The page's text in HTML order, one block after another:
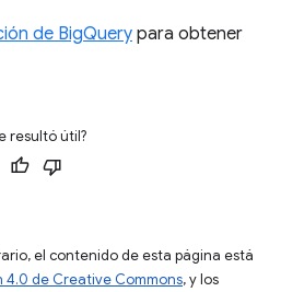
de BigQuery para obtener
resultó útil?
el contenido de esta página está
4.0 de Creative Commons, y los